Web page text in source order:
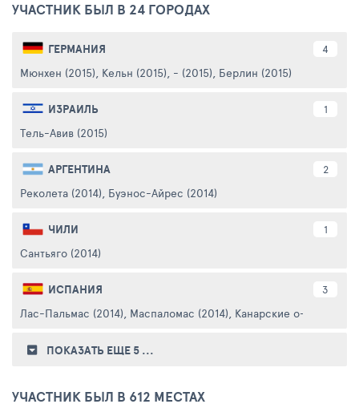
УЧАСТНИК БЫЛ В 24 ГОРОДАХ
ГЕРМАНИЯ 4
Мюнхен (2015), Кельн (2015), - (2015), Берлин (2015)
ИЗРАИЛЬ 1
Тель-Авив (2015)
АРГЕНТИНА 2
Реколета (2014), Буэнос-Айрес (2014)
ЧИЛИ 1
Сантьяго (2014)
ИСПАНИЯ 3
Лас-Пальмас (2014), Маспаломас (2014), Канарские о-ва Гран
ПОКАЗАТЬ ЕЩЕ 5 ...
УЧАСТНИК БЫЛ В 612 МЕСТАХ